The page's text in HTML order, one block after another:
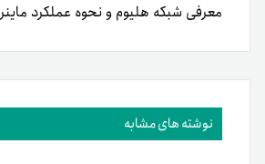
معرفی شبکه هلیوم و نحوه عملکرد
نوشته های مشابه